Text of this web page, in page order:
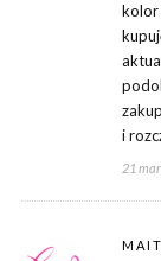
kolor
i
21